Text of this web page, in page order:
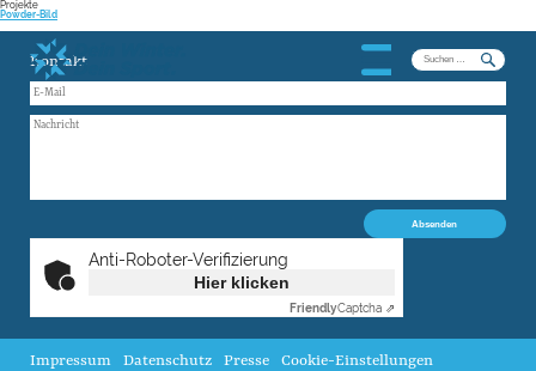
Suchen
nach:
Projekte
Powder-Bild
Kontakt
Anti-Roboter-Verifizierung
Hier klicken
FriendlyCaptcha ⇗
Impressum Datenschutz Presse Cookie-Einstellungen